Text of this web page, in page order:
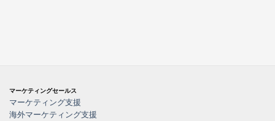
マーケティングセールス
マーケティング支援
海外マーケティング支援